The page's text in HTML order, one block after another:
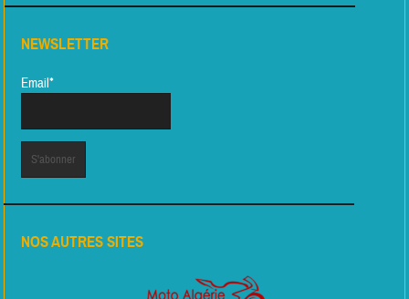
NEWSLETTER
Email*
NOS AUTRES SITES